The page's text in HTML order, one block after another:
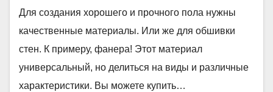
Для создания хорошего и прочного пола нужны
качественные материалы. Или же для обшивки
стен. К примеру, фанера! Этот материал
универсальный, но делиться на виды и различные
характеристики. Вы можете купить…